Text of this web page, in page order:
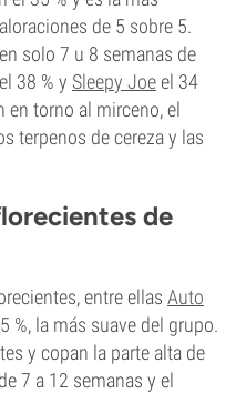
de 5 sobre 5.
solo 7 u 8 semanas de
38 % y Sleepy Joeel 34
en torno al mirceno, el
terpenos de cereza y las
de
entre ellas Auto
%, la más suave del grupo.
y copan la parte alta de
7 a 12 semanas y el